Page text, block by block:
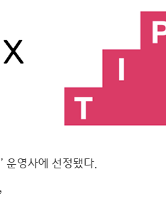
운영사에 선정됐다.